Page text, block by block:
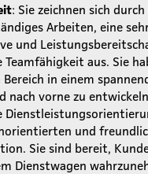
: Sie zeichnen sich
Arbeiten, eine
und
aus. Sie
in einem
nach vorne zu
und
Sie sind bereit,
Dienstwagen